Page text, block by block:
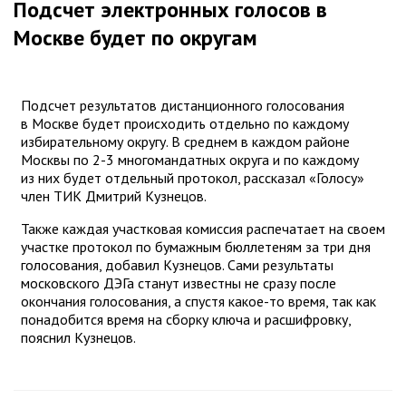
Подсчет электронных голосов в
Москве будет по округам
Подсчет результатов дистанционного голосования
в Москве будет происходить отдельно по каждому
избирательному округу. В среднем в каждом районе
Москвы по 2-3 многомандатных округа и по каждому
из них будет отдельный протокол, рассказал «Голосу»
член ТИК Дмитрий Кузнецов.
Также каждая участковая комиссия распечатает на своем
участке протокол по бумажным бюллетеням за три дня
голосования, добавил Кузнецов. Сами результаты
московского ДЭГа станут известны не сразу после
окончания голосования, а спустя какое-то время, так как
понадобится время на сборку ключа и расшифровку,
пояснил Кузнецов.